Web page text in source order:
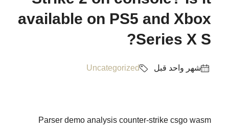
available on PS5 and Xbox
Series X S?
‏شهر واحد قبل Uncategorized
Parser demo analysis counter-strike csgo wasm